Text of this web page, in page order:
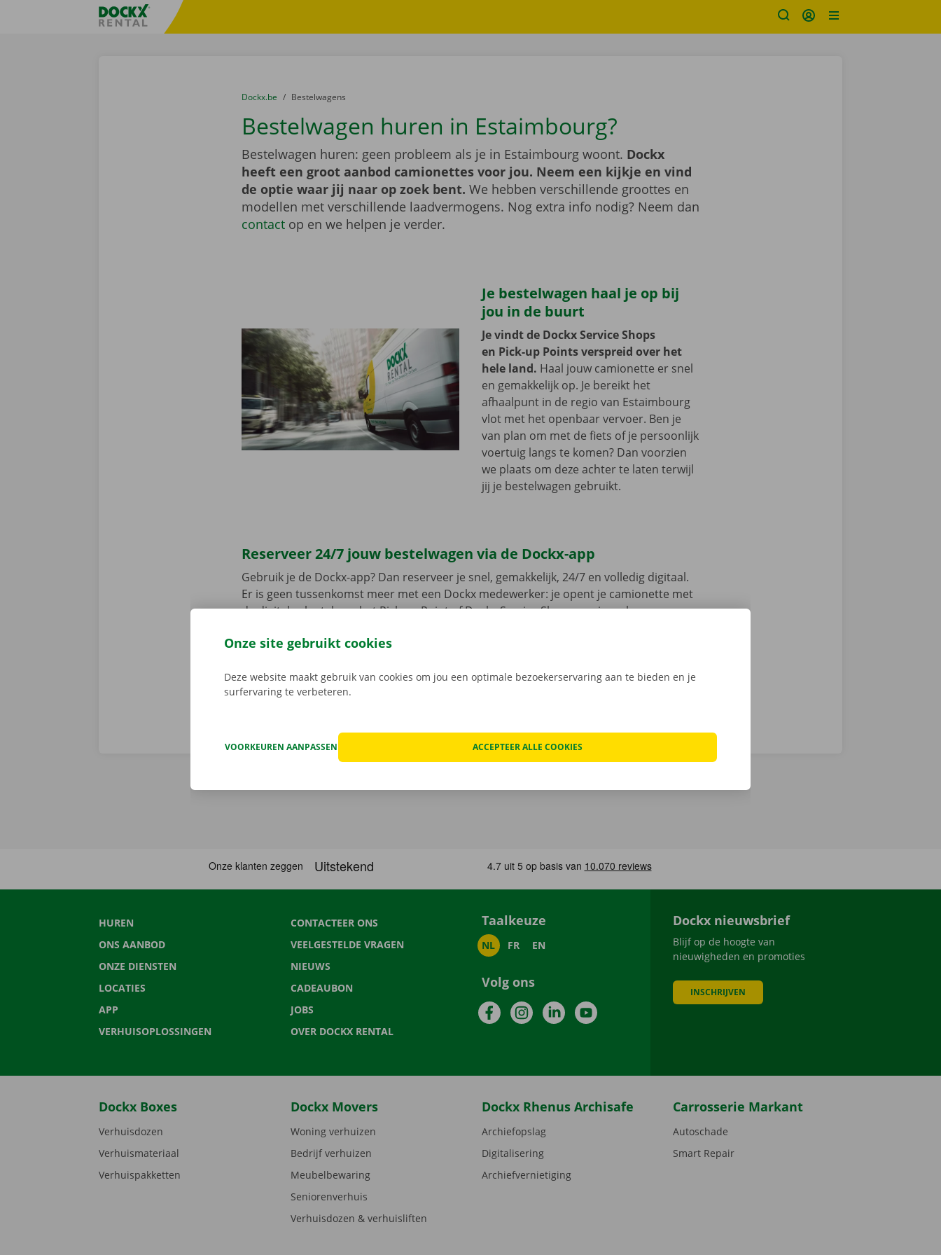
Taalselectie overslaanFratello DEMO
U bevindt zich hier:
van
Dockx.be naar
Bestelwagens
Bestelwagen huren in Estaimbourg?
Bestelwagen huren: geen probleem als je in Estaimbourg woont. Dockx
heeft een groot aanbod camionettes voor jou. Neem een kijkje en vind
de optie waar jij naar op zoek bent. We hebben verschillende groottes en
modellen met verschillende laadvermogens. Nog extra info nodig? Neem dan
contactop en we helpen je verder.
Je bestelwagen haal je op bij
jou in de buurt
Je vindt de Dockx Service Shops
en Pick-up Points verspreid over het
hele land. Haal jouw camionette er snel
en gemakkelijk op. Je bereikt het
afhaalpunt in de regio van Estaimbourg
vlot met het openbaar vervoer. Ben je
van plan om met de fiets of je persoonlijk
voertuig langs te komen? Dan voorzien
we plaats om deze achter te laten terwijl
jij je bestelwagen gebruikt.
Reserveer 24/7 jouw bestelwagen via de Dockx-app
Gebruik je de Dockx-app? Dan reserveer je snel, gemakkelijk, 24/7 en volledig digitaal.
Er is geen tussenkomst meer met een Dockx medewerker: je opent je camionette met
de digitale sleutel aan het Pick-up Point of Dockx Service Shop naar jouw keuze.
App Store.
HUREN
ONS AANBOD
ONZE DIENSTEN
LOCATIES
APP
VERHUISOPLOSSINGEN
CONTACTEER ONS
VEELGESTELDE VRAGEN
NIEUWS
CADEAUBON
JOBS
OVER DOCKX RENTAL
Taalkeuze
NL FR EN
Volg ons
FacebookInstagramLinkedInYouTube
Dockx nieuwsbrief
Blijf op de hoogte van
nieuwigheden en promoties
INSCHRIJVEN
Dockx Boxes
Verhuisdozen
Verhuismateriaal
Verhuispakketten
Dockx Movers
Woning verhuizen
Bedrijf verhuizen
Meubelbewaring
Seniorenverhuis
Verhuisdozen & verhuisliften
Dockx Rhenus Archisafe
Archiefopslag
Digitalisering
Archiefvernietiging
Carrosserie Markant
Autoschade
Smart Repair
Onze site gebruikt cookies
Deze website maakt gebruik van cookies om jou een optimale bezoekerservaring aan te bieden en je
surfervaring te verbeteren.
VOORKEUREN AANPASSEN ACCEPTEER ALLE COOKIES